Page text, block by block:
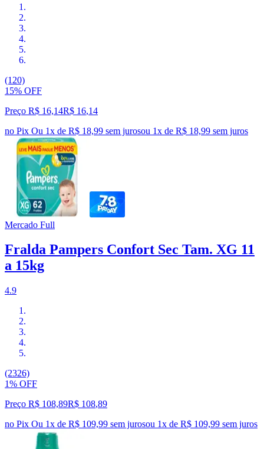
(120)
15% OFF
Preço R$ 16,14R$ 16,14
no Pix Ou 1x de R$ 18,99 sem jurosou 1x de R$ 18,99 sem juros
Mercado Full
Fralda Pampers Confort Sec Tam. XG 11
a 15kg
4.9
(2326)
1% OFF
Preço R$ 108,89R$ 108,89
no Pix Ou 1x de R$ 109,99 sem jurosou 1x de R$ 109,99 sem juros